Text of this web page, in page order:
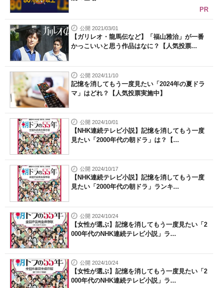
PR
公開 2021/03/01
【ガリレオ・龍馬伝など】「福山雅治」が一番
かっこいいと思う作品はなに？【人気投票...
公開 2024/11/10
記憶を消してもう一度見たい「2024年の夏ドラ
マ」はどれ？【人気投票実施中】
公開 2024/10/01
【NHK連続テレビ小説】記憶を消してもう一度
見たい「2000年代の朝ドラ」は？【...
公開 2024/10/17
【NHK連続テレビ小説】記憶を消してもう一度
見たい「2000年代の朝ドラ」ランキ...
公開 2024/10/24
【女性が選ぶ】記憶を消してもう一度見たい「2
000年代のNHK連続テレビ小説」ラ...
公開 2024/10/24
【女性が選ぶ】記憶を消してもう一度見たい「2
000年代のNHK連続テレビ小説」ラ...